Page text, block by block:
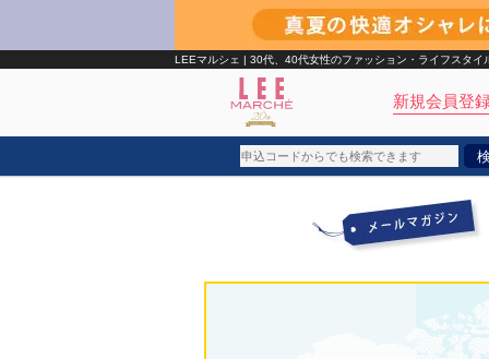
LEEマルシェ | 30代、40代女性のファッション・ライフスタ
新規会員登